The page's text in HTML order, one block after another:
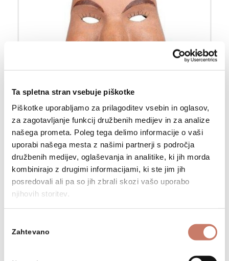
Ta spletna stran vsebuje piškotke
Piškotke uporabljamo za prilagoditev vsebin in oglasov,
za zagotavljanje funkcij družbenih medijev in za analize
našega prometa. Poleg tega delimo informacije o vaši
uporabi našega mesta z našimi partnerji s področja
družbenih medijev, oglaševanja in analitike, ki jih morda
kombinirajo z drugimi informacijami, ki ste jim jih
posredovali ali pa so jih zbrali skozi vašo uporabo
njihovih storitev.
soglasja
Zahtevano
Larfa - ta žakljev